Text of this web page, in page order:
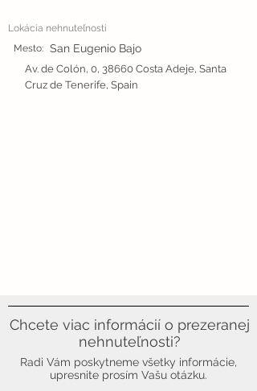
Lokácia nehnuteľnosti
Mesto: San Eugenio Bajo
Av. de Colón, 0, 38660 Costa Adeje, Santa
Cruz de Tenerife, Spain
Chcete viac informácií o prezeranej
nehnuteľnosti?
Radi Vám poskytneme všetky informácie,
upresnite prosím Vašu otázku.